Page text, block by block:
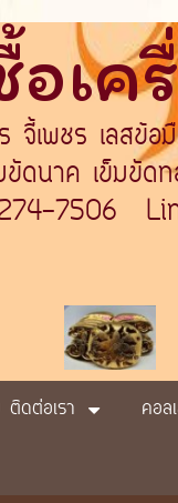
เค
เพชร เลสข้
ดนาค เข็มขัด
7506
ดต่อเรา คอ